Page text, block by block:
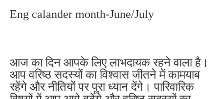
Eng calander month-June/July
आज का दिन आपके लिए लाभदायक रहने वाला है।
आप वरिष्ठ सदस्यों का विश्वास जीतने में कामयाब
रहेंगे और नीतियों पर पूरा ध्यान देंगे। पारिवारिक